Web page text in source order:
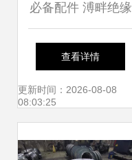
必备配件 溥畔绝缘
接头与绝缘法兰在
天然气管道中的应
查看详情
更新时间：2026-08-08
08:03:25